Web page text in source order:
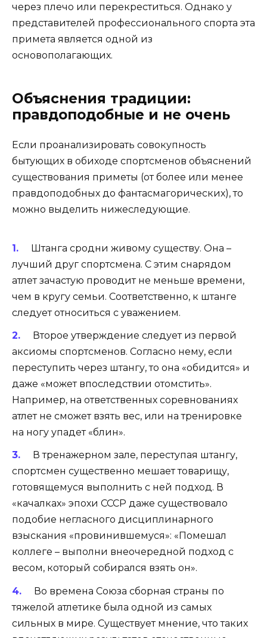
через плечо или перекреститься. Однако у
представителей профессионального спорта эта
примета является одной из
основополагающих.
Объяснения традиции:
правдоподобные и не очень
Если проанализировать совокупность
бытующих в обиходе спортсменов объяснений
существования приметы (от более или менее
правдоподобных до фантасмагорических), то
можно выделить нижеследующие.
Штанга сродни живому существу. Она –
лучший друг спортсмена. С этим снарядом
атлет зачастую проводит не меньше времени,
чем в кругу семьи. Соответственно, к штанге
следует относиться с уважением.
Второе утверждение следует из первой
аксиомы спортсменов. Согласно нему, если
переступить через штангу, то она «обидится» и
даже «может впоследствии отомстить».
Например, на ответственных соревнованиях
атлет не сможет взять вес, или на тренировке
на ногу упадет «блин».
В тренажерном зале, переступая штангу,
спортсмен существенно мешает товарищу,
готовящемуся выполнить с ней подход. В
«качалках» эпохи СССР даже существовало
подобие негласного дисциплинарного
взыскания «провинившемуся»: «Помешал
коллеге – выполни внеочередной подход с
весом, который собирался взять он».
Во времена Союза сборная страны по
тяжелой атлетике была одной из самых
сильных в мире. Существует мнение, что таких